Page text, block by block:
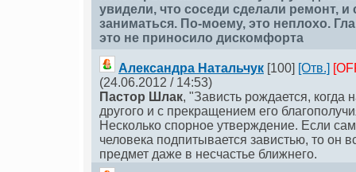
увидели, что соседи сделали ремонт, и
заниматься. По-моему, это неплохо.
это не приносило дискомфорта
Александра Натальчук [100] [Отв.]
(24.06.2012 / 14:53)
Пастор Шлак, "Зависть рождается, когда
другого и с прекращением его
Несколько спорное утверждение. Если
человека подпитывается завистью, то он
предмет даже в несчастье ближнего.